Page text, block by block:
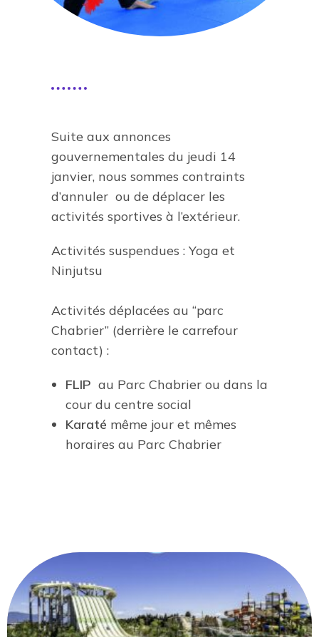
Suite aux annonces
gouvernementales du jeudi 14
janvier, nous sommes contraints
d’annuler ou de déplacer les
activités sportives à l’extérieur.
Activités suspendues : Yoga et
Ninjutsu
Activités déplacées au “parc
Chabrier” (derrière le carrefour
contact) :
FLIP au Parc Chabrier ou dans la
cour du centre social
Karaté même jour et mêmes
horaires au Parc Chabrier